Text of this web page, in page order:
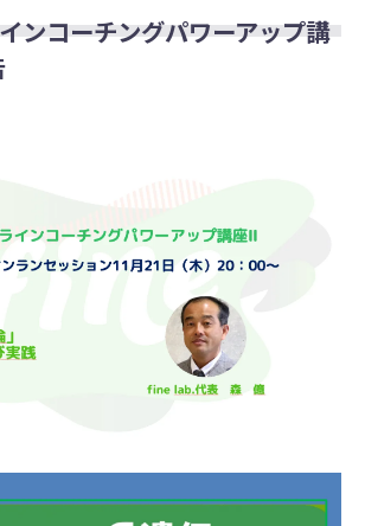
ンコーチングパワーアップ講